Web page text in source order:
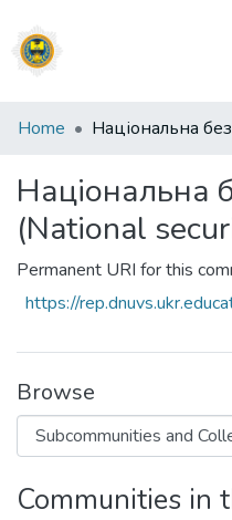
Communities
Collections
All of DSpace
Statistics
Home
Національна
(National
Permanent URI for this
https://
Browse
Communities in